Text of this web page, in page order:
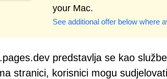
your Mac.
See additional offer below where
predstavlja se kao
stranici, korisnici mogu